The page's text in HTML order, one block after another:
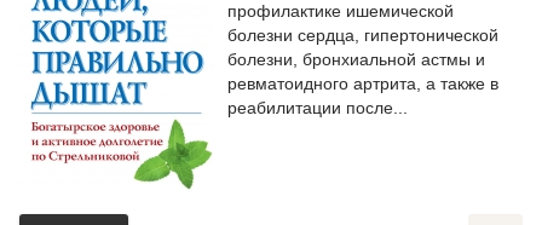
профилактике ишемической
болезни сердца, гипертонической
болезни, бронхиальной астмы и
ревматоидного артрита, а также в
реабилитации после...